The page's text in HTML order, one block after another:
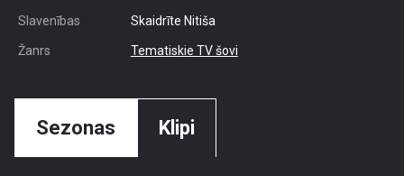
Slavenības Skaidrīte Nitiša
Žanrs Tematiskie TV šovi
Sezonas Klipi